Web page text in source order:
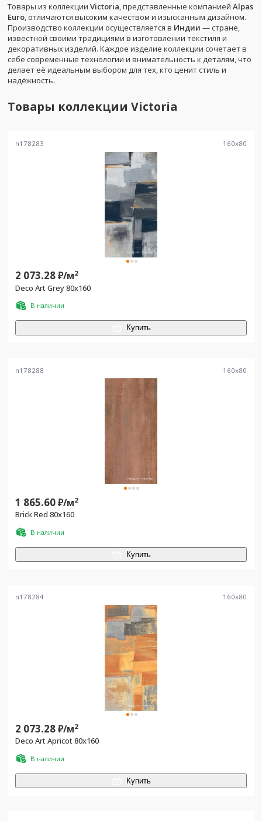
Товары из коллекции Victoria , представленные компанией Alpas
Euro , отличаются высоким качеством и изысканным дизайном.
Производство коллекции осуществляется в Индии — стране,
известной своими традициями в изготовлении текстиля и
декоративных изделий. Каждое изделие коллекции сочетает в
себе современные технологии и внимательность к деталям, что
делает её идеальным выбором для тех, кто ценит стиль и
надёжность.
Товары коллекции Victoria
n178283 160x80
2 073.28₽/м2
Deco Art Grey 80x160
В наличии
Купить
n178288 160x80
1 865.60₽/м2
Brick Red 80x160
В наличии
Купить
n178284 160x80
2 073.28₽/м2
Deco Art Apricot 80x160
В наличии
Купить